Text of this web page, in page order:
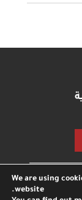
معنا
We are using
website.